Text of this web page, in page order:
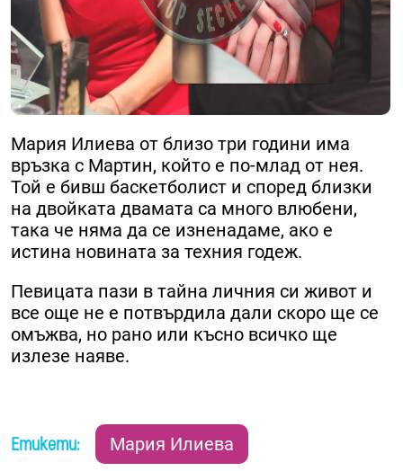
Мария Илиева от близо три години има
връзка с Мартин, който е по-млад от нея.
Той е бивш баскетболист и според близки
на двойката двамата са много влюбени,
така че няма да се изненадаме, ако е
истина новината за техния годеж.
Певицата пази в тайна личния си живот и
все още не е потвърдила дали скоро ще се
омъжва, но рано или късно всичко ще
излезе наяве.
Етикети: Мария Илиева